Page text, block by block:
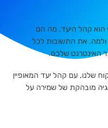
הוא קהל היעד, מה הם
ולמה. את התשובות לכל
האינטרנט שלכם.
שלנו, עם קהל יעד המאופיין
מובהקת של שמירה על